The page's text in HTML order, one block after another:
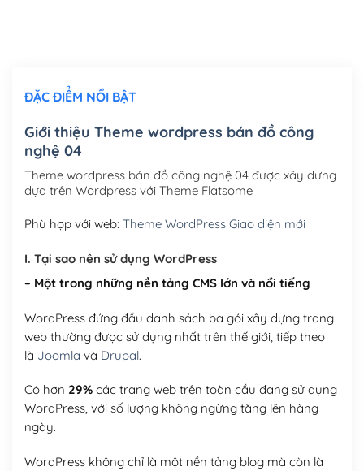
Mua thêm Host + Tên miền
Tên miền quốc tế .com .net .org (1 năm)(+300,000₫)
Tên miền Việt Nam .vn (1 năm)
Hosting 2GB SSD (1 năm)(+450,000₫)
Hosting 3GB SSD (1 năm)(+550,000₫)
Hosting 5GB SSD (1 năm)
Hosting 8GB SSD (1 năm) (+950,000₫)
ĐẶC ĐIỂM NỔI BẬT
Giới thiệu Theme wordpress bán đồ công
nghệ 04
Theme wordpress bán đồ công nghệ 04 được xây dựng
dựa trên Wordpress với Theme Flatsome
Phù hợp với web: Theme WordPress Giao diện mới
I. Tại sao nên sử dụng WordPress
– Một trong những nền tảng CMS lớn và nổi tiếng
WordPress đứng đầu danh sách ba gói xây dựng trang
web thường được sử dụng nhất trên thế giới, tiếp theo
là Joomla và Drupal.
Có hơn 29%các trang web trên toàn cầu đang sử dụng
WordPress, với số lượng không ngừng tăng lên hàng
ngày.
WordPress không chỉ là một nền tảng blog mà còn là